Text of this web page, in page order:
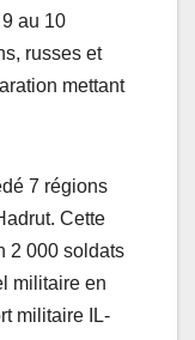
au 10
russes et
mettant
7 régions
Cette
2 000 soldats
militaire en
militaire IL-